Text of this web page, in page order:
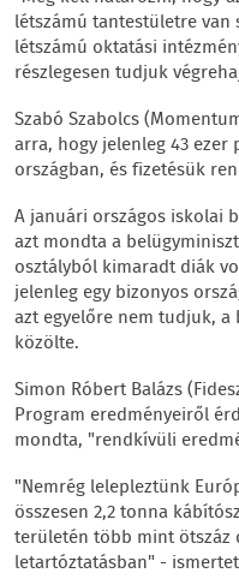
létszámú tantestületre van
létszámú oktatási
részlegesen tudjuk
Szabó Szabolcs
arra, hogy jelenleg 43 ezer
országban, és fizetésük
A januári országos iskolai
azt mondta a
osztályból kimaradt diák
jelenleg egy bizonyos
azt egyelőre nem tudjuk,
közölte.
Simon Róbert Balázs
Program eredményeiről
mondta, "rendkívüli
"Nemrég lelepleztünk
összesen 2,2 tonna
területén több mint ötszáz
letartóztatásban" -